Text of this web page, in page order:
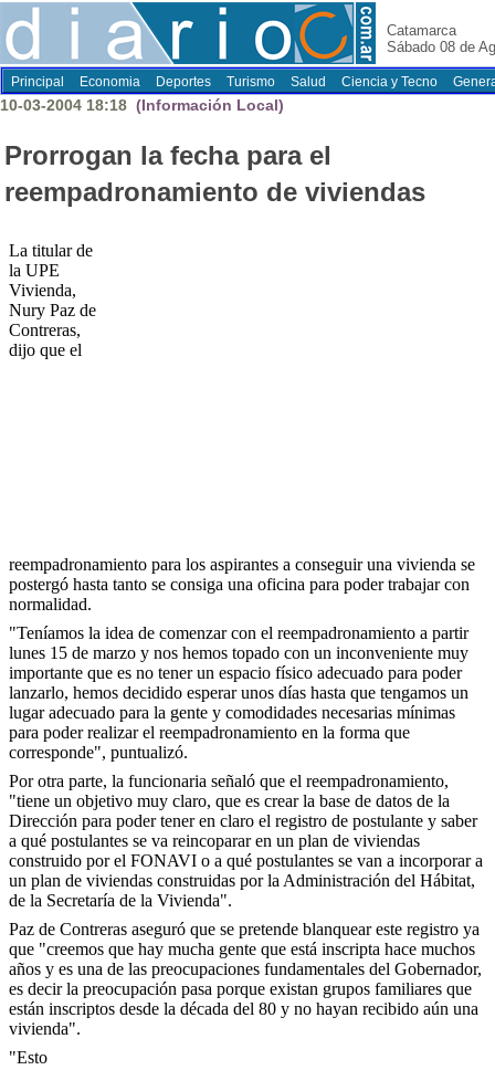
Catamarca
Sábado 08 de
Principal Economia Deportes Turismo Salud Ciencia y Tecno
10-03-2004 18:18 (Información Local)
Prorrogan la fecha para el
reempadronamiento de viviendas
La titular de
la UPE
Vivienda,
Nury Paz de
Contreras,
dijo que el
reempadronamiento para los aspirantes a conseguir una vivienda se
postergó hasta tanto se consiga una oficina para poder trabajar con
normalidad.
"Teníamos la idea de comenzar con el reempadronamiento a partir
lunes 15 de marzo y nos hemos topado con un inconveniente muy
importante que es no tener un espacio físico adecuado para poder
lanzarlo, hemos decidido esperar unos días hasta que tengamos un
lugar adecuado para la gente y comodidades necesarias mínimas
para poder realizar el reempadronamiento en la forma que
corresponde", puntualizó.
Por otra parte, la funcionaria señaló que el reempadronamiento,
"tiene un objetivo muy claro, que es crear la base de datos de la
Dirección para poder tener en claro el registro de postulante y saber
a qué postulantes se va reincoparar en un plan de viviendas
construido por el FONAVI o a qué postulantes se van a incorporar a
un plan de viviendas construidas por la Administración del Hábitat,
de la Secretaría de la Vivienda".
Paz de Contreras aseguró que se pretende blanquear este registro ya
que "creemos que hay mucha gente que está inscripta hace muchos
años y es una de las preocupaciones fundamentales del Gobernador,
es decir la preocupación pasa porque existan grupos familiares que
están inscriptos desde la década del 80 y no hayan recibido aún una
vivienda".
"Esto